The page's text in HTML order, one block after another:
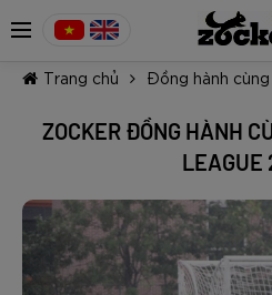
TIẾP TỤC
Trang chủ Đồng hành
ZOCKER ĐỒNG HÀNH
LEAGUE